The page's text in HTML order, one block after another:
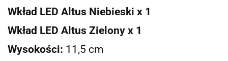
Wkład LED Altus Niebieski x 1
Wkład LED Altus Zielony x 1
Wysokości: 11,5 cm